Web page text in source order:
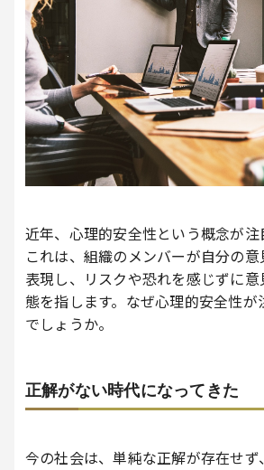
近年、心理的安全性という概念が注
これは、組織のメンバーが自分の
表現し、リスクや恐れを感じずに
態を指します。なぜ心理的安全性
でしょうか。
正解がない時代になってきた
今の社会は、単純な正解が存在せ